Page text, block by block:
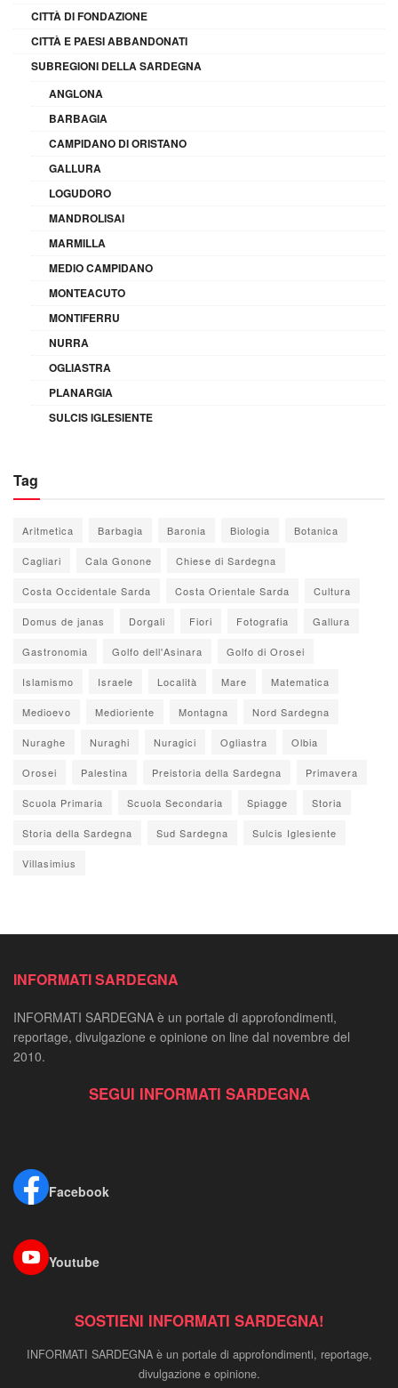
CITTÀ DI FONDAZIONE
CITTÀ E PAESI ABBANDONATI
SUBREGIONI DELLA SARDEGNA
ANGLONA
BARBAGIA
CAMPIDANO DI ORISTANO
GALLURA
LOGUDORO
MANDROLISAI
MARMILLA
MEDIO CAMPIDANO
MONTEACUTO
MONTIFERRU
NURRA
OGLIASTRA
PLANARGIA
SULCIS IGLESIENTE
Tag
Aritmetica Barbagia Baronia Biologia Botanica
Cagliari Cala Gonone Chiese di Sardegna
Costa Occidentale Sarda Costa Orientale Sarda Cultura
Domus de janas Dorgali Fiori Fotografia Gallura
Gastronomia Golfo dell'Asinara Golfo di Orosei
Islamismo Israele Località Mare Matematica
Medioevo Medioriente Montagna Nord Sardegna
Nuraghe Nuraghi Nuragici Ogliastra Olbia
Orosei Palestina Preistoria della Sardegna Primavera
Scuola Primaria Scuola Secondaria Spiagge Storia
Storia della Sardegna Sud Sardegna Sulcis Iglesiente
Villasimius
INFORMATI SARDEGNA
INFORMATI SARDEGNA è un portale di approfondimenti,
reportage, divulgazione e opinione on line dal novembre del
2010.
SEGUI INFORMATI SARDEGNA
Facebook
Youtube
SOSTIENI INFORMATI SARDEGNA!
INFORMATI SARDEGNA è un portale di approfondimenti, reportage,
divulgazione e opinione.